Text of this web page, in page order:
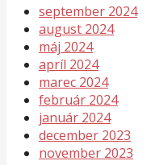
september 2024
august 2024
máj 2024
apríl 2024
marec 2024
február 2024
január 2024
december 2023
november 2023